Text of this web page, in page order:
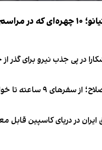
جایی ندارند
در پی جذب نیرو برای
تا خوابیدن زیر آسمان قاهره
در دریای کاسپین قابل